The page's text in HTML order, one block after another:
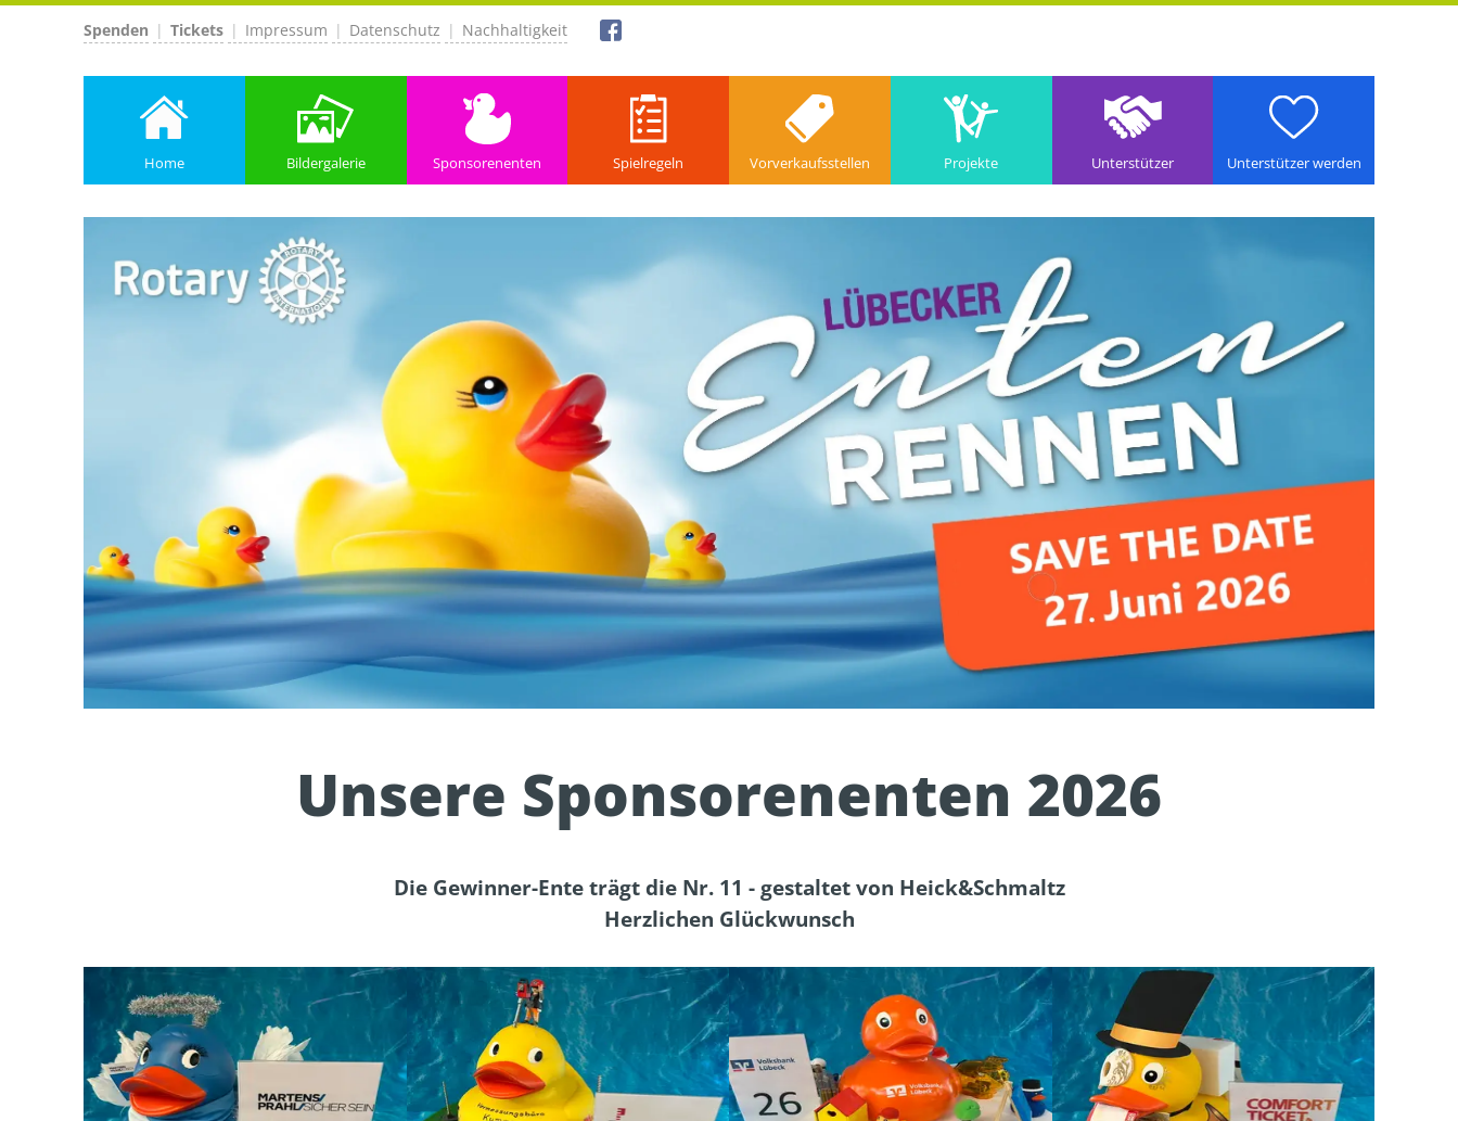
Spenden Tickets Impressum Datenschutz Nachhaltigkeit
Home Bildergalerie Sponsorenenten Spielregeln Vorverkaufsstellen Projekte Unterstützer Unterstützer werden
Unsere Sponsorenenten 2026
Die Gewinner-Ente trägt die Nr. 11 - gestaltet von Heick&Schmaltz
Herzlichen Glückwunsch